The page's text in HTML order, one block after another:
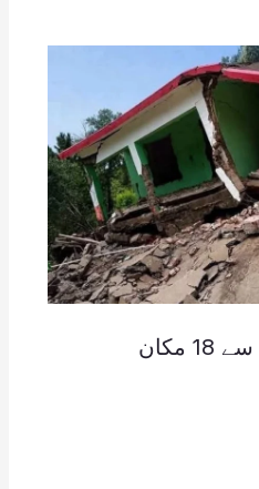
پونچھ: زمین دھنسنے سے 18 مکان